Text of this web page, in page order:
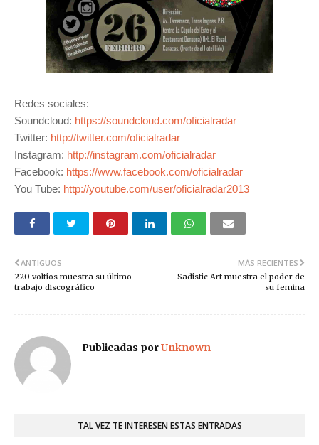
Redes sociales:
Soundcloud: https://soundcloud.com/oficialradar
Twitter: http://twitter.com/oficialradar
Instagram: http://instagram.com/oficialradar
Facebook: https://www.facebook.com/oficialradar
You Tube: http://youtube.com/user/oficialradar2013
MÁS RECIENTES
Sadistic Art muestra el poder de
su femina
ANTIGUOS
220 voltios muestra su último
trabajo discográfico
Publicadas porUnknown
TAL VEZ TE INTERESEN ESTAS ENTRADAS